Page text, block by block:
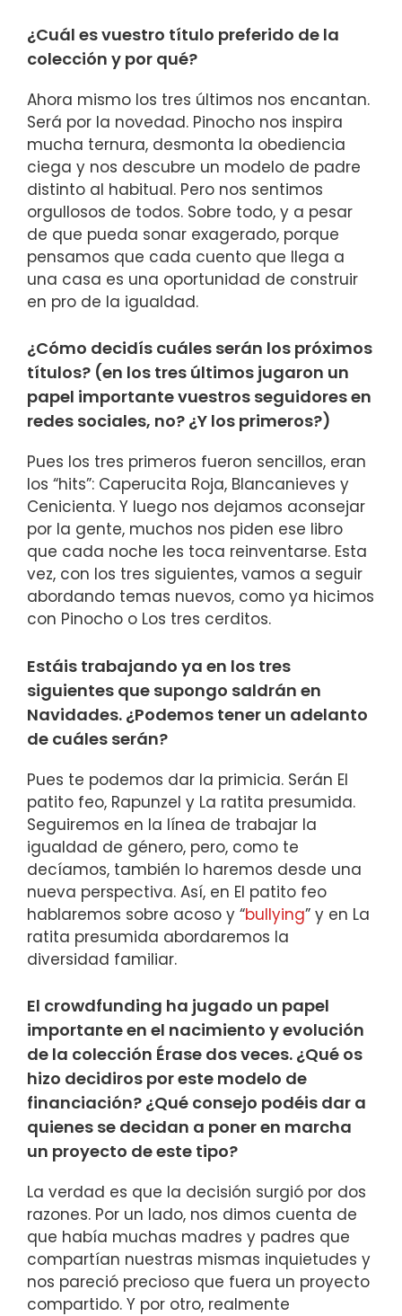
¿Cuál es vuestro título preferido de la
colección y por qué?
Ahora mismo los tres últimos nos encantan.
Será por la novedad. Pinocho nos inspira
mucha ternura, desmonta la obediencia
ciega y nos descubre un modelo de padre
distinto al habitual. Pero nos sentimos
orgullosos de todos. Sobre todo, y a pesar
de que pueda sonar exagerado, porque
pensamos que cada cuento que llega a
una casa es una oportunidad de construir
en pro de la igualdad.
¿Cómo decidís cuáles serán los próximos
títulos? (en los tres últimos jugaron un
papel importante vuestros seguidores en
redes sociales, no? ¿Y los primeros?)
Pues los tres primeros fueron sencillos, eran
los “hits”: Caperucita Roja, Blancanieves y
Cenicienta. Y luego nos dejamos aconsejar
por la gente, muchos nos piden ese libro
que cada noche les toca reinventarse. Esta
vez, con los tres siguientes, vamos a seguir
abordando temas nuevos, como ya hicimos
con Pinocho o Los tres cerditos.
Estáis trabajando ya en los tres
siguientes que supongo saldrán en
Navidades. ¿Podemos tener un adelanto
de cuáles serán?
Pues te podemos dar la primicia. Serán El
patito feo, Rapunzel y La ratita presumida.
Seguiremos en la línea de trabajar la
igualdad de género, pero, como te
decíamos, también lo haremos desde una
nueva perspectiva. Así, en El patito feo
hablaremos sobre acoso y “bullying” y en La
ratita presumida abordaremos la
diversidad familiar.
El crowdfunding ha jugado un papel
importante en el nacimiento y evolución
de la colección Érase dos veces. ¿Qué os
hizo decidiros por este modelo de
financiación? ¿Qué consejo podéis dar a
quienes se decidan a poner en marcha
un proyecto de este tipo?
La verdad es que la decisión surgió por dos
razones. Por un lado, nos dimos cuenta de
que había muchas madres y padres que
compartían nuestras mismas inquietudes y
nos pareció precioso que fuera un proyecto
compartido. Y por otro, realmente